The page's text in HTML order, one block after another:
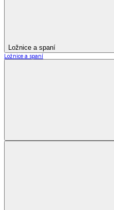
Ložnice a spaní
Ložnice a spaní